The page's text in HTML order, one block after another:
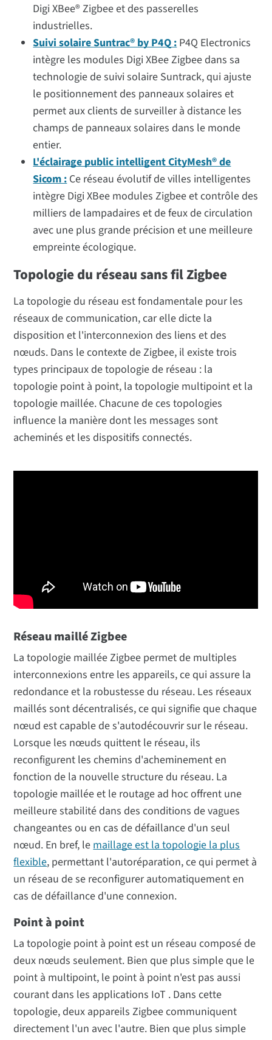
Digi XBee® Zigbee et des passerelles
industrielles.
Suivi solaire Suntrac® by P4Q : P4Q Electronics
intègre les modules Digi XBee Zigbee dans sa
technologie de suivi solaire Suntrack, qui ajuste
le positionnement des panneaux solaires et
permet aux clients de surveiller à distance les
champs de panneaux solaires dans le monde
entier.
L'éclairage public intelligent CityMesh® de
Sicom : Ce réseau évolutif de villes intelligentes
intègre Digi XBee modules Zigbee et contrôle des
milliers de lampadaires et de feux de circulation
avec une plus grande précision et une meilleure
empreinte écologique.
Topologie du réseau sans fil Zigbee
La topologie du réseau est fondamentale pour les
réseaux de communication, car elle dicte la
disposition et l'interconnexion des liens et des
nœuds. Dans le contexte de Zigbee, il existe trois
types principaux de topologie de réseau : la
topologie point à point, la topologie multipoint et la
topologie maillée. Chacune de ces topologies
influence la manière dont les messages sont
acheminés et les dispositifs connectés.
Réseau maillé Zigbee
La topologie maillée Zigbee permet de multiples
interconnexions entre les appareils, ce qui assure la
redondance et la robustesse du réseau. Les réseaux
maillés sont décentralisés, ce qui signifie que chaque
nœud est capable de s'autodécouvrir sur le réseau.
Lorsque les nœuds quittent le réseau, ils
reconfigurent les chemins d'acheminement en
fonction de la nouvelle structure du réseau. La
topologie maillée et le routage ad hoc offrent une
meilleure stabilité dans des conditions de vagues
changeantes ou en cas de défaillance d'un seul
nœud. En bref, lemaillage est la topologie la plus
flexible, permettant l'autoréparation, ce qui permet à
un réseau de se reconfigurer automatiquement en
cas de défaillance d'une connexion.
Point à point
La topologie point à point est un réseau composé de
deux nœuds seulement. Bien que plus simple que le
point à multipoint, le point à point n'est pas aussi
courant dans les applications IoT . Dans cette
topologie, deux appareils Zigbee communiquent
directement l'un avec l'autre. Bien que plus simple